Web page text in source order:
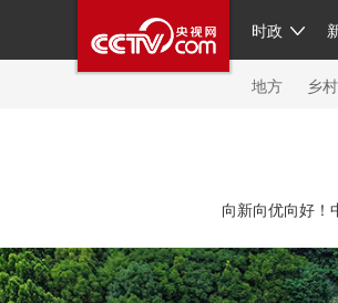
时政
人民领袖习
直播 片库
繁体 海
地方 乡
新闻 国内 国际 评论
人民领袖习近平 联播+ 热
向新向优向好！